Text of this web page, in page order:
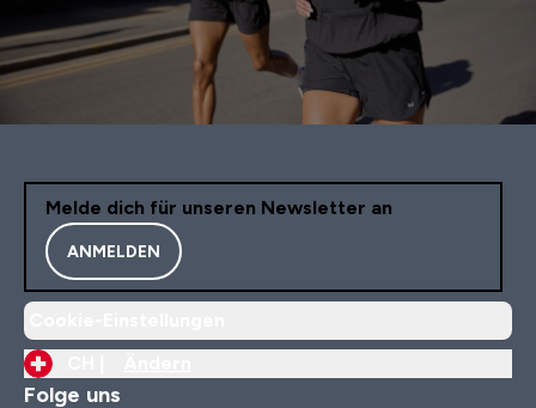
Melde dich für unseren Newsletter an
ANMELDEN
Folge uns